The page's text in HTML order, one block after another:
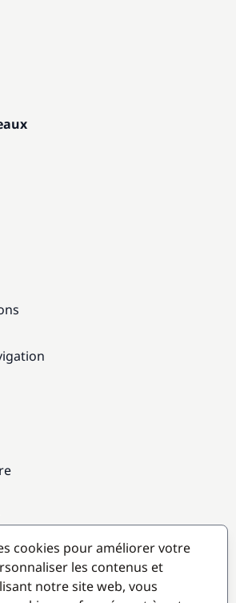
cookies pour améliorer votre
les contenus et
notre site web, vous